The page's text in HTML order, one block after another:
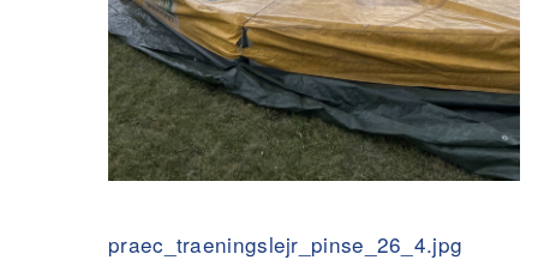
praec_traeningslejr_pinse_26_4.jpg